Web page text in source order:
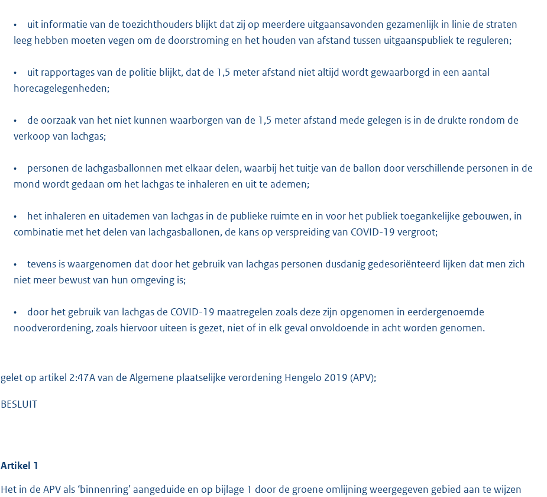
•
uit informatie van de toezichthouders blijkt dat zij op meerdere uitgaansavonden gezamenlijk in linie de straten
leeg hebben moeten vegen om de doorstroming en het houden van afstand tussen uitgaanspubliek te reguleren;
•
uit rapportages van de politie blijkt, dat de 1,5 meter afstand niet altijd wordt gewaarborgd in een aantal
horecagelegenheden;
•
de oorzaak van het niet kunnen waarborgen van de 1,5 meter afstand mede gelegen is in de drukte rondom de
verkoop van lachgas;
•
personen de lachgasballonnen met elkaar delen, waarbij het tuitje van de ballon door verschillende personen in de
mond wordt gedaan om het lachgas te inhaleren en uit te ademen;
•
het inhaleren en uitademen van lachgas in de publieke ruimte en in voor het publiek toegankelijke gebouwen, in
combinatie met het delen van lachgasballonen, de kans op verspreiding van COVID-19 vergroot;
•
tevens is waargenomen dat door het gebruik van lachgas personen dusdanig gedesoriënteerd lijken dat men zich
niet meer bewust van hun omgeving is;
•
door het gebruik van lachgas de COVID-19 maatregelen zoals deze zijn opgenomen in eerdergenoemde
noodverordening, zoals hiervoor uiteen is gezet, niet of in elk geval onvoldoende in acht worden genomen.
gelet op artikel 2:47A van de Algemene plaatselijke verordening Hengelo 2019 (APV);
BESLUIT
Artikel 1
Het in de APV als ‘binnenring’ aangeduide en op bijlage 1 door de groene omlijning weergegeven gebied aan te wijzen